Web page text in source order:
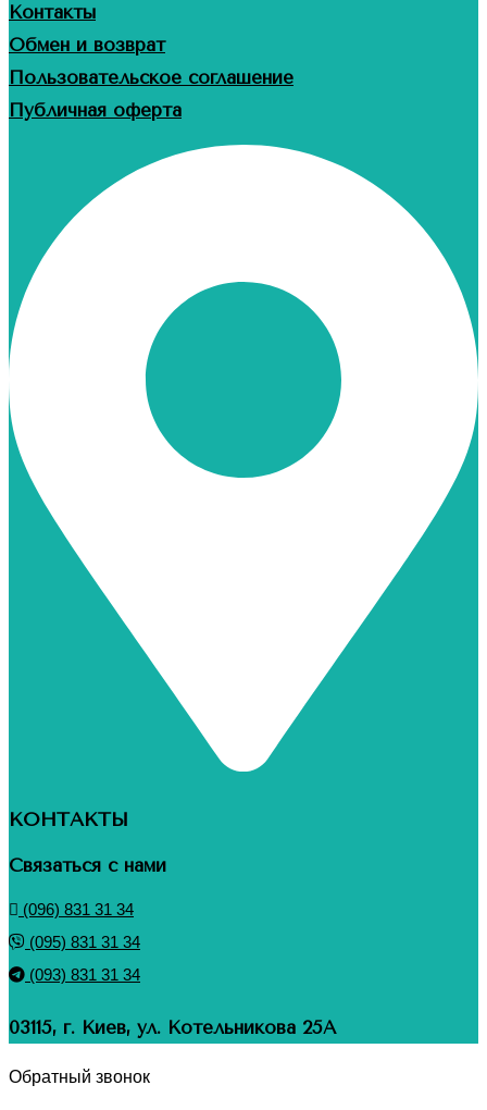
Контакты
Обмен и возврат
Пользовательское соглашение
Публичная оферта
КОНТАКТЫ
Связаться с нами
(096) 831 31 34
(095) 831 31 34
(093) 831 31 34
03115, г. Киев, ул. Котельникова 25А
Обратный звонок